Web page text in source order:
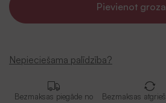
Pievienot
Nepieciešama palīdzība?
Bezmaksas piegāde no
Bezmaksas